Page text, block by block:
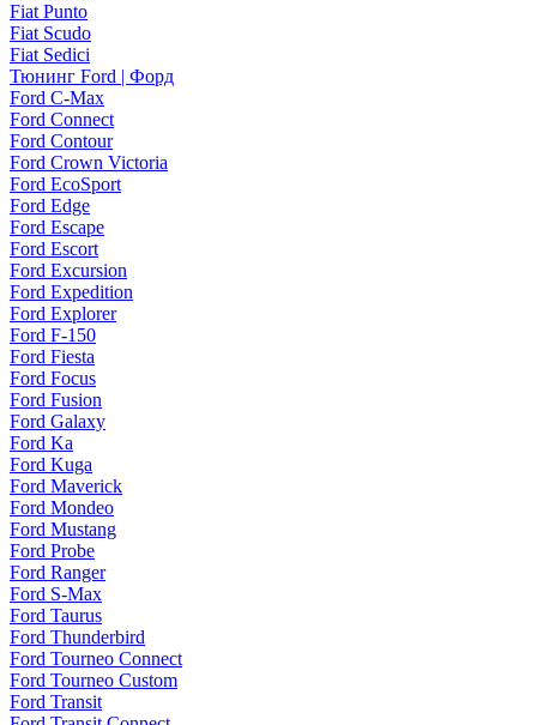
Fiat Punto
Fiat Scudo
Fiat Sedici
Тюнинг Ford | Форд
Ford C-Max
Ford Connect
Ford Contour
Ford Crown Victoria
Ford EcoSport
Ford Edge
Ford Escape
Ford Escort
Ford Excursion
Ford Expedition
Ford Explorer
Ford F-150
Ford Fiesta
Ford Focus
Ford Fusion
Ford Galaxy
Ford Ka
Ford Kuga
Ford Maverick
Ford Mondeo
Ford Mustang
Ford Probe
Ford Ranger
Ford S-Max
Ford Taurus
Ford Thunderbird
Ford Tourneo Connect
Ford Tourneo Custom
Ford Transit